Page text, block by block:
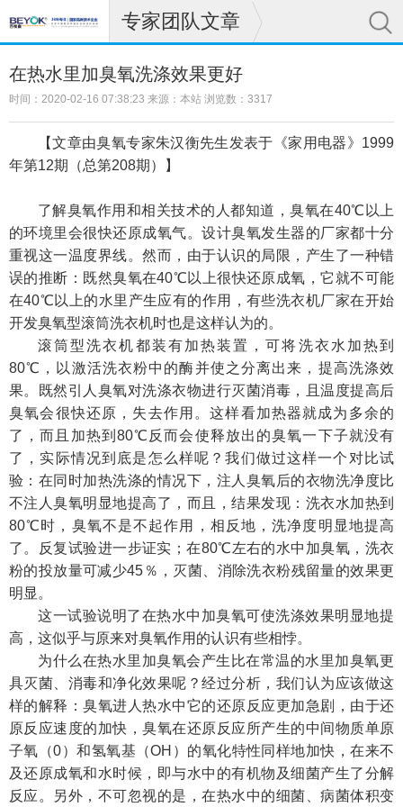
专家团队文章
在热水里加臭氧洗涤效果更好
时间：2020-02-16 07:38:23 来源：本站 浏览数：3317
【文章由臭氧专家朱汉衡先生发表于《家用电器》1999
年第12期（总第208期）】
了解臭氧作用和相关技术的人都知道，臭氧在40℃以上
的环境里会很快还原成氧气。设计臭氧发生器的厂家都十分
重视这一温度界线。然而，由于认识的局限，产生了一种错
误的推断：既然臭氧在40℃以上很快还原成氧，它就不可能
在40℃以上的水里产生应有的作用，有些洗衣机厂家在开始
开发臭氧型滚筒洗衣机时也是这样认为的。
滚筒型洗衣机都装有加热装置，可将洗衣水加热到
80℃，以激活洗衣粉中的酶并使之分离出来，提高洗涤效
果。既然引人臭氧对洗涤衣物进行灭菌消毒，且温度提高后
臭氧会很快还原，失去作用。这样看加热器就成为多余的
了，而且加热到80℃反而会使释放出的臭氧一下子就没有
了，实际情况到底是怎么样呢？我们做过这样一个对比试
验：在同时加热洗涤的情况下，注人臭氧后的衣物洗净度比
不注人臭氧明显地提高了，而且，结果发现：洗衣水加热到
80℃时，臭氧不是不起作用，相反地，洗净度明显地提高
了。反复试验进一步证实；在80℃左右的水中加臭氧，洗衣
粉的投放量可减少45％，灭菌、消除洗衣粉残留量的效果更
明显。
这一试验说明了在热水中加臭氧可使洗涤效果明显地提
高，这似乎与原来对臭氧作用的认识有些相悖。
为什么在热水里加臭氧会产生比在常温的水里加臭氧更
具灭菌、消毒和净化效果呢？经过分析，我们认为应该做这
样的解释：臭氧进人热水中它的还原反应更加急剧，由于还
原反应速度的加快，臭氧在还原反应所产生的中间物质单原
子氧（0）和氢氧基（OH）的氧化特性同样地加快，在来不
及还原成氧和水时候，即与水中的有机物及细菌产生了分解
反应。另外，不可忽视的是，在热水中的细菌、病菌体积变